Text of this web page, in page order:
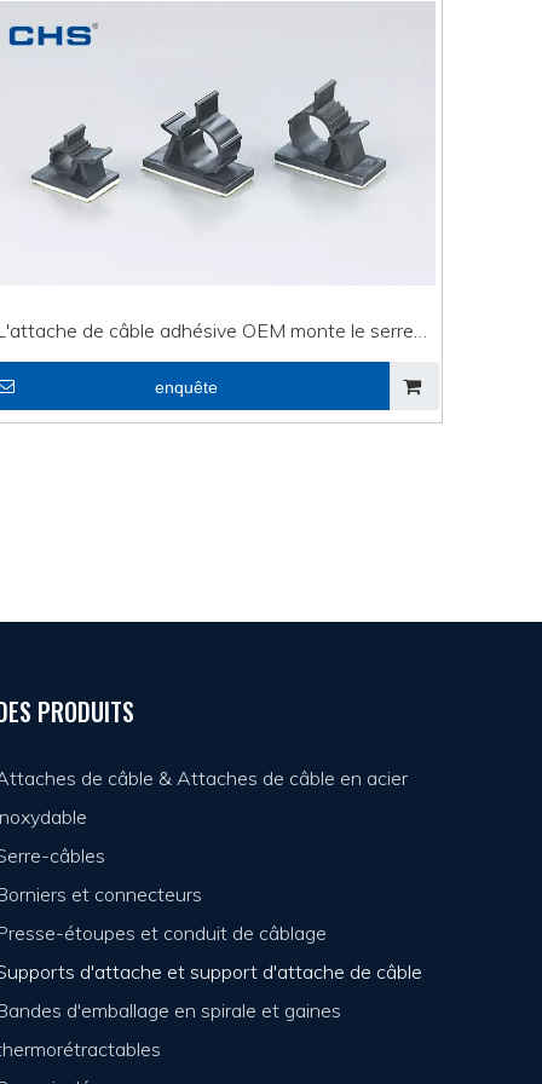
de câble adhésive OEM monte le serre-
câble de ligne d'écouteur TS-0608
enquête
PRODUITS
de câble & Attaches de câble en acier
câbles
et connecteurs
étoupes et conduit de câblage
d'attache et support d'attache de câble
d'emballage en spirale et gaines